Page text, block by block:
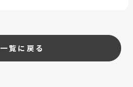
一覧に戻る